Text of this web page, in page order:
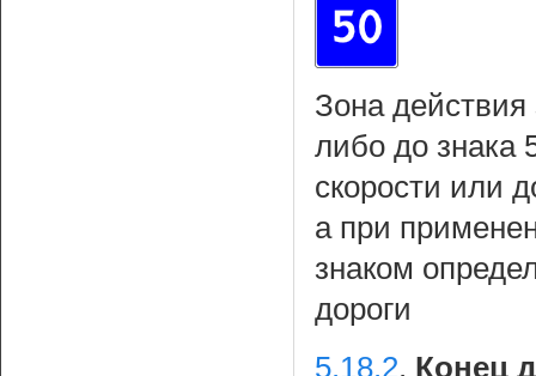
Зона действия
либо до знака
скорости или
а при
знаком
дороги
5.18.2. Конец